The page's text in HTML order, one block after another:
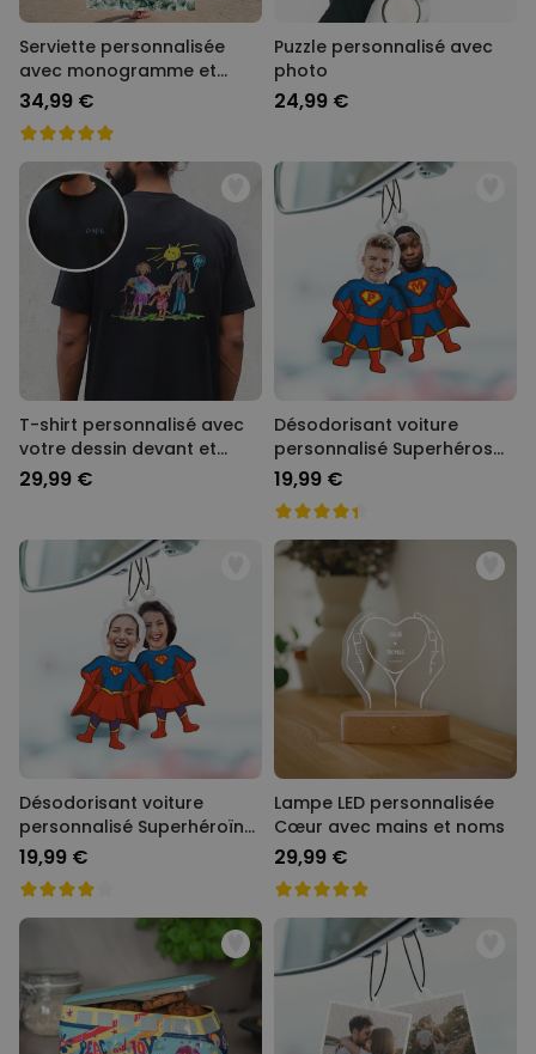
Serviette personnalisée
avec monogramme et
texte
34,99 €
Puzzle personnalisé avec
photo
24,99 €
T-shirt personnalisé avec
votre dessin devant et
derrière
29,99 €
Désodorisant voiture
personnalisé Superhéros
avec visage - Lot de 2
19,99 €
Désodorisant voiture
personnalisé Superhéroïne
avec visage - Lot de 2
19,99 €
Lampe LED personnalisée
Cœur avec mains et noms
29,99 €